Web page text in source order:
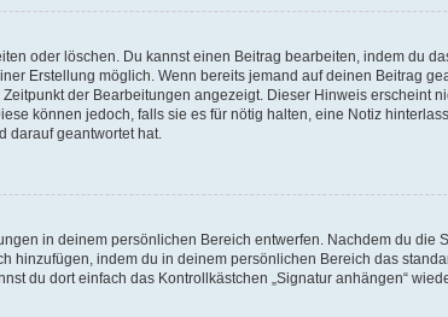
oder löschen. Du kannst einen Beitrag bearbeiten, indem du
Erstellung möglich. Wenn bereits jemand auf deinen Beitrag
der Bearbeitungen angezeigt. Dieser Hinweis erscheint
können jedoch, falls sie es für nötig halten, eine Notiz
darauf geantwortet hat.
in deinem persönlichen Bereich entwerfen. Nachdem du die
hinzufügen, indem du in deinem persönlichen Bereich das
du dort einfach das Kontrollkästchen „Signatur anhängen“